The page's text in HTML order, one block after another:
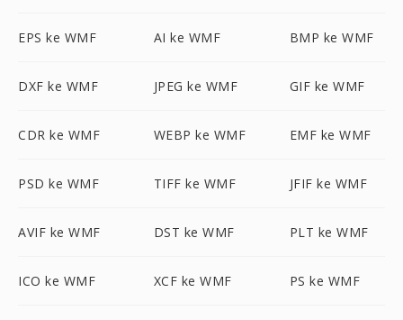
EPS ke WMF AI ke WMF BMP ke WMF
DXF ke WMF JPEG ke WMF GIF ke WMF
CDR ke WMF WEBP ke WMF EMF ke WMF
PSD ke WMF TIFF ke WMF JFIF ke WMF
AVIF ke WMF DST ke WMF PLT ke WMF
ICO ke WMF XCF ke WMF PS ke WMF